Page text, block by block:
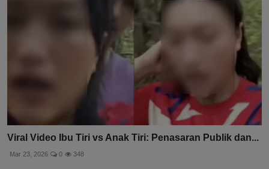
Viral Video Ibu Tiri vs Anak Tiri: Penasaran Publik dan...
Mar 23, 2026 0 348